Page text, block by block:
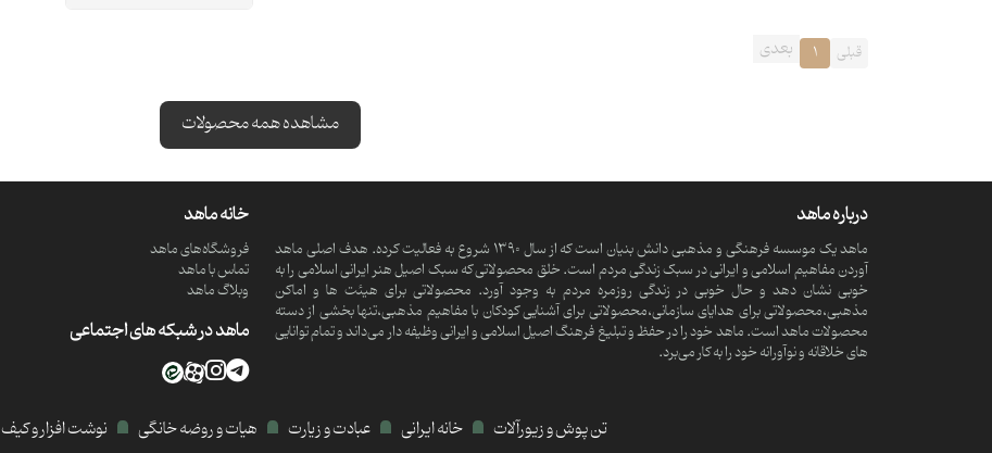
قبلی 1 بعدی
مشاهده همه محصولات
درباره ماهد
ماهد یک موسسه فرهنگی و مذهبی دانش بنیان است که از سال 1390 شروع به فعالیت کرده. هدف اصلی ماهد
آوردن مفاهیم اسلامی و ایرانی در سبک زندگی مردم است. خلق محصولاتی که سبک اصیل هنر ایرانی اسلامی را به
خوبی نشان دهد و حال خوبی در زندگی روزمره مردم به وجود آورد. محصولاتی برای هیئت ها و اماکن
مذهبی،محصولاتی برای هدایای سازمانی،محصولاتی برای آشنایی کودکان با مفاهیم مذهبی،تنها بخشی از دسته
محصولات ماهد است. ماهد خود را در حفظ و تبلیغ فرهنگ اصیل اسلامی و ایرانی وظیفه دار می‌داند و تمام توانایی
های خلاقانه و نوآورانه خود را به کار می‌برد.
خانه ماهد
فروشگاه‌های ماهد
تماس با ماهد
وبلاگ ماهد
ماهد در شبکه های اجتماعی
تن پوش و زیورآلات خانه ایرانی عبادت و زیارت هیات و روضه خانگی نوشت افزار و کیف